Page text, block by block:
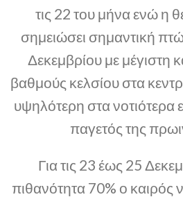
τις 22 του μήνα ενώ η
σημειώσει σημαντική
Δεκεμβρίου με μέγιστη
βαθμούς κελσίου στα
υψηλότερη στα νοτιότερα
παγετός της
Για τις 23 έως 25
πιθανότητα 70% ο καιρός